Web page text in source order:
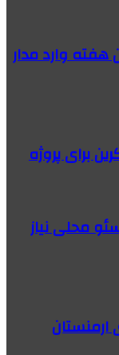
هفته وارد مدار
محلی نیاز
ارمنستان